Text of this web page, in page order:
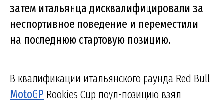
затем итальянца дисквалифицировали за
неспортивное поведение и переместили
на последнюю стартовую позицию.
В квалификации итальянского раунда Red Bull
MotoGP Rookies Cup поул-позицию взял